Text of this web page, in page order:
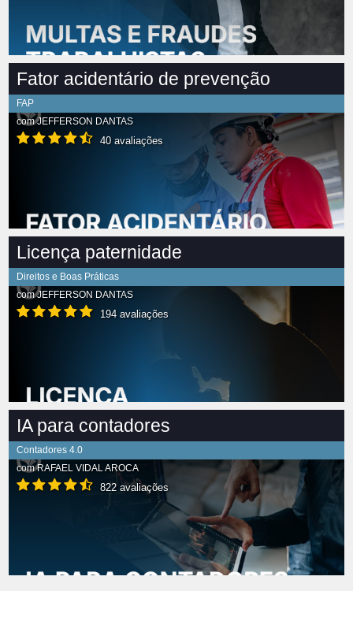
Fator acidentário de prevenção
FAP
comJEFFERSON DANTAS
40 avaliações
Licença paternidade
Direitos e Boas Práticas
comJEFFERSON DANTAS
194 avaliações
IA para contadores
Contadores 4.0
comRAFAEL VIDAL AROCA
822 avaliações